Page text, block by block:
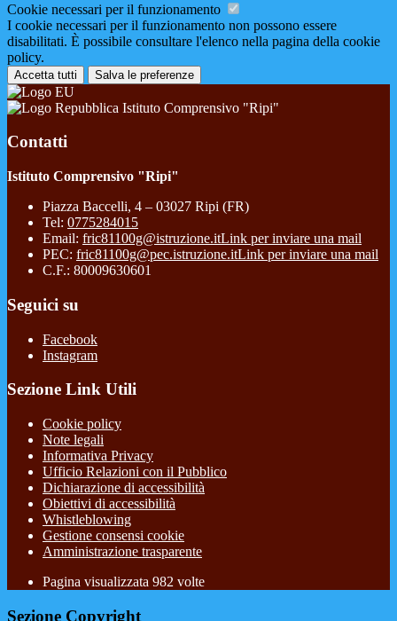
Cookie necessari per il funzionamento
I cookie necessari per il funzionamento non possono essere
disabilitati. È possibile consultare l'elenco nella pagina della cookie
policy.
Accetta tutti Salva le preferenze
Istituto Comprensivo "Ripi"
Contatti
Istituto Comprensivo "Ripi"
Piazza Baccelli, 4 – 03027 Ripi (FR)
Tel: 0775284015
Email: fric81100g@istruzione.itLink per inviare una mail
PEC: fric81100g@pec.istruzione.itLink per inviare una mail
C.F.: 80009630601
Seguici su
Facebook
Instagram
Sezione Link Utili
Cookie policy
Note legali
Informativa Privacy
Ufficio Relazioni con il Pubblico
Dichiarazione di accessibilità
Obiettivi di accessibilità
Whistleblowing
Gestione consensi cookie
Amministrazione trasparente
Pagina visualizzata 982 volte
Sezione Copyright